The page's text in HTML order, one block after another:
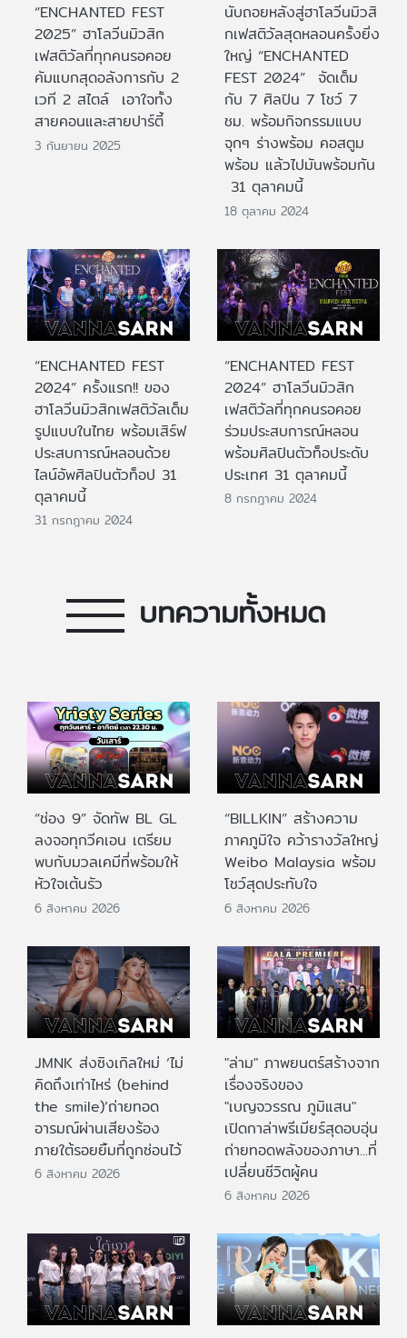
“ENCHANTED FEST
2025” ฮาโลวีนมิวสิก
เฟสติวัลที่ทุกคนรอคอย
คัมแบกสุดอลังการกับ 2
เวที 2 สไตล์ เอาใจทั้ง
สายคอนและสายปาร์ตี้
3 กันยายน 2025
นับถอยหลังสู่ฮาโลวีนมิวสิ
กเฟสติวัลสุดหลอนครั้งยิ่ง
ใหญ่ “ENCHANTED
FEST 2024” จัดเต็ม
กับ 7 ศิลปิน 7 โชว์ 7
ชม. พร้อมกิจกรรมแบบ
จุกๆ ร่างพร้อม คอสตูม
พร้อม แล้วไปมันพร้อมกัน
31 ตุลาคมนี้
18 ตุลาคม 2024
“ENCHANTED FEST
2024” ครั้งแรก!! ของ
ฮาโลวีนมิวสิกเฟสติวัลเต็ม
รูปแบบในไทย พร้อมเสิร์ฟ
ประสบการณ์หลอนด้วย
ไลน์อัพศิลปินตัวท็อป 31
ตุลาคมนี้
31 กรกฎาคม 2024
“ENCHANTED FEST
2024” ฮาโลวีนมิวสิก
เฟสติวัลที่ทุกคนรอคอย
ร่วมประสบการณ์หลอน
พร้อมศิลปินตัวท็อประดับ
ประเทศ 31 ตุลาคมนี้
8 กรกฎาคม 2024
บทความทั้งหมด
“ช่อง 9” จัดทัพ BL GL
ลงจอทุกวีคเอน เตรียม
พบกับมวลเคมีที่พร้อมให้
หัวใจเต้นรัว
6 สิงหาคม 2026
“BILLKIN” สร้างความ
ภาคภูมิใจ คว้ารางวัลใหญ่
Weibo Malaysia พร้อม
โชว์สุดประทับใจ
6 สิงหาคม 2026
JMNK ส่งซิงเกิลใหม่ ‘ไม่
คิดถึงเท่าไหร่ (behind
the smile)’ถ่ายทอด
อารมณ์ผ่านเสียงร้อง
ภายใต้รอยยิ้มที่ถูกซ่อนไว้
6 สิงหาคม 2026
"ล่าม" ภาพยนตร์สร้างจาก
เรื่องจริงของ
"เบญจวรรณ ภูมิแสน"
เปิดกาล่าพรีเมียร์สุดอบอุ่น
ถ่ายทอดพลังของภาษา...ที่
เปลี่ยนชีวิตผู้คน
6 สิงหาคม 2026